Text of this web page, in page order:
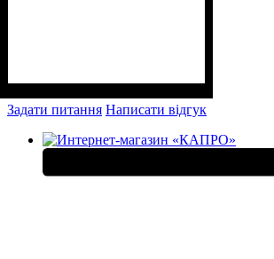
Задати питання Написати відгук